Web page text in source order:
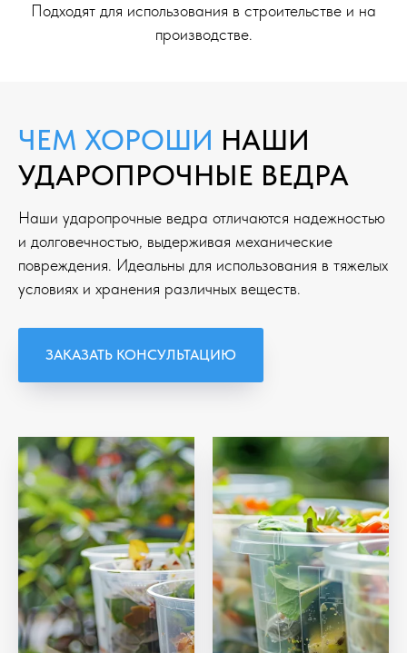
Подходят для использования в строительстве и на
производстве.
ЧЕМ ХОРОШИ НАШИ
УДАРОПРОЧНЫЕ ВЕДРА
Наши ударопрочные ведра отличаются надежностью
и долговечностью, выдерживая механические
повреждения. Идеальны для использования в тяжелых
условиях и хранения различных веществ.
ЗАКАЗАТЬ КОНСУЛЬТАЦИЮ